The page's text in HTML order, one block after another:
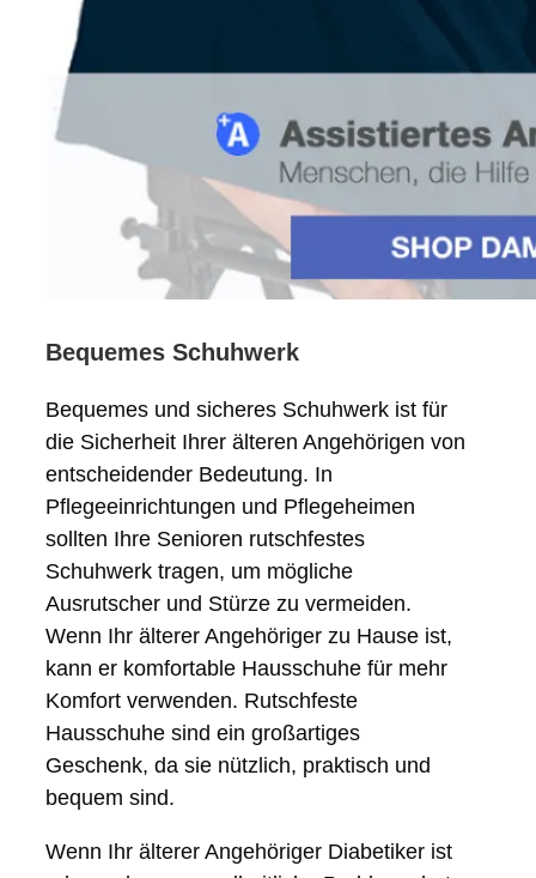
Bequemes Schuhwerk
Bequemes und sicheres Schuhwerk ist für
die Sicherheit Ihrer älteren Angehörigen von
entscheidender Bedeutung. In
Pflegeeinrichtungen und Pflegeheimen
sollten Ihre Senioren rutschfestes
Schuhwerk tragen, um mögliche
Ausrutscher und Stürze zu vermeiden.
Wenn Ihr älterer Angehöriger zu Hause ist,
kann er komfortable Hausschuhe für mehr
Komfort verwenden. Rutschfeste
Hausschuhe sind ein großartiges
Geschenk, da sie nützlich, praktisch und
bequem sind.
Wenn Ihr älterer Angehöriger Diabetiker ist